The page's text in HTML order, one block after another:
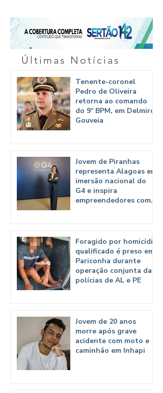
Últimas Notícias
Tenente-coronel
Pedro de Oliveira
retorna ao comando
do 9º BPM, em Delmiro
Gouveia
Jovem de Piranhas
representa Alagoas em
imersão nacional do
G4 e inspira
empreendedores com
Foragido por homicídio
qualificado é preso em
Pariconha durante
operação conjunta das
polícias de AL e PE
Jovem de 20 anos
morre após grave
acidente com moto e
caminhão em Inhapi